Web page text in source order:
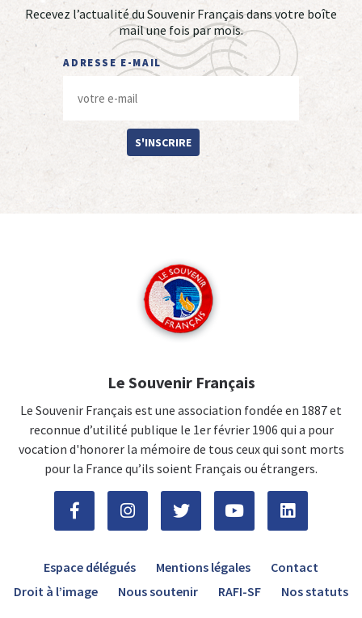
Recevez l’actualité du Souvenir Français dans votre boîte
mail une fois par mois.
ADRESSE E-MAIL
S'INSCRIRE
Le Souvenir Français
Le Souvenir Français est une association fondée en 1887 et
reconnue d’utilité publique le 1er février 1906 qui a pour
vocation d'honorer la mémoire de tous ceux qui sont morts
pour la France qu’ils soient Français ou étrangers.
Espace délégués Mentions légales
Contact
Droit à l’image
Nous soutenir RAFI-SF Nos statuts